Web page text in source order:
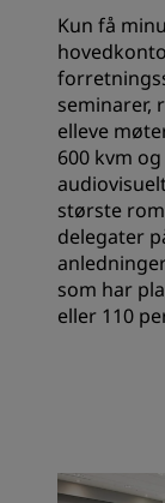
Kun få
seminarer,
elleve
600 kvm
største
delegater
som har
eller 110